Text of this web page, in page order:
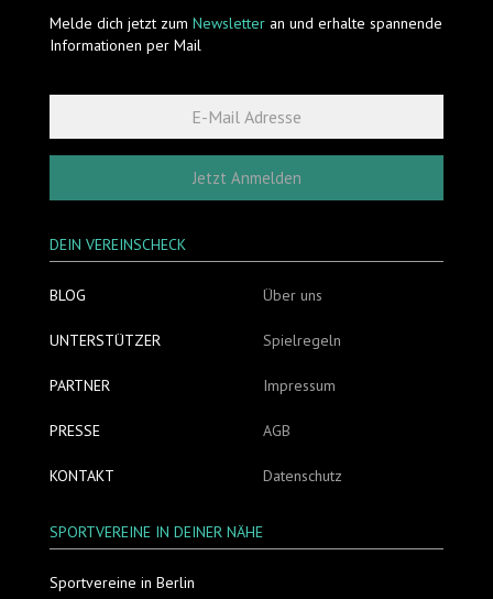
Melde dich jetzt zum Newsletter an und erhalte spannende
Informationen per Mail
Jetzt Anmelden
DEIN VEREINSCHECK
BLOG
UNTERSTÜTZER
PARTNER
PRESSE
KONTAKT
Über uns
Spielregeln
Impressum
AGB
Datenschutz
SPORTVEREINE IN DEINER NÄHE
Sportvereine in Berlin